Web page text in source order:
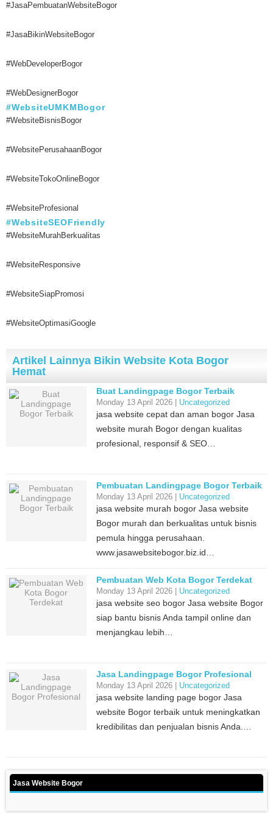
#JasaPembuatanWebsiteBogor
#JasaBikinWebsiteBogor
#WebDeveloperBogor
#WebDesignerBogor
#WebsiteUMKMBogor
#WebsiteBisnisBogor
#WebsitePerusahaanBogor
#WebsiteTokoOnlineBogor
#WebsiteProfesional
#WebsiteSEOFriendly
#WebsiteMurahBerkualitas
#WebsiteResponsive
#WebsiteSiapPromosi
#WebsiteOptimasiGoogle
Artikel Lainnya Bikin Website Kota Bogor
Hemat
Buat Landingpage Bogor Terbaik
Monday 13 April 2026 | Uncategorized
jasa website cepat dan aman bogor Jasa
website murah Bogor dengan kualitas
profesional, responsif & SEO…
Pembuatan Landingpage Bogor Terbaik
Monday 13 April 2026 | Uncategorized
jasa website murah bogor Jasa website
Bogor murah dan berkualitas untuk bisnis
pemula hingga perusahaan.
www.jasawebsitebogor.biz.id…
Pembuatan Web Kota Bogor Terdekat
Monday 13 April 2026 | Uncategorized
jasa website seo bogor Jasa website Bogor
siap bantu bisnis Anda tampil online dan
menjangkau lebih…
Jasa Landingpage Bogor Profesional
Monday 13 April 2026 | Uncategorized
jasa website landing page bogor Jasa
website Bogor terbaik untuk meningkatkan
kredibilitas dan penjualan bisnis Anda.…
Jasa Website Bogor